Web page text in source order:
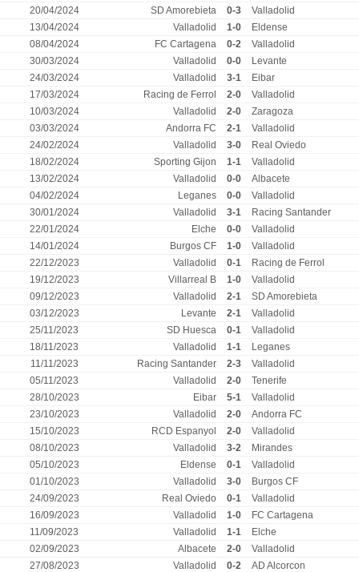
20/04/2024
SD Amorebieta 0-3
Valladolid
13/04/2024
Valladolid 1-0
Eldense
08/04/2024
FC Cartagena 0-2
Valladolid
30/03/2024
Valladolid 0-0
Levante
24/03/2024
Valladolid 3-1
Eibar
17/03/2024
Racing de Ferrol 2-0
Valladolid
10/03/2024
Valladolid 2-0
Zaragoza
03/03/2024
Andorra FC 2-1
Valladolid
24/02/2024
Valladolid 3-0
Real Oviedo
18/02/2024
Sporting Gijon 1-1
Valladolid
13/02/2024
Valladolid 0-0
Albacete
04/02/2024
Leganes 0-0
Valladolid
30/01/2024
Valladolid 3-1
Racing Santander
22/01/2024
Elche 0-0
Valladolid
14/01/2024
Burgos CF 1-0
Valladolid
22/12/2023
Valladolid 0-1
Racing de Ferrol
19/12/2023
Villarreal B 1-0
Valladolid
09/12/2023
Valladolid 2-1
SD Amorebieta
03/12/2023
Levante 2-1
Valladolid
25/11/2023
SD Huesca 0-1
Valladolid
18/11/2023
Valladolid 1-1
Leganes
11/11/2023
Racing Santander 2-3
Valladolid
05/11/2023
Valladolid 2-0
Tenerife
28/10/2023
Eibar 5-1
Valladolid
23/10/2023
Valladolid 2-0
Andorra FC
15/10/2023
RCD Espanyol 2-0
Valladolid
08/10/2023
Valladolid 3-2
Mirandes
05/10/2023
Eldense 0-1
Valladolid
01/10/2023
Valladolid 3-0
Burgos CF
24/09/2023
Real Oviedo 0-1
Valladolid
16/09/2023
Valladolid 1-0
FC Cartagena
11/09/2023
Valladolid 1-1
Elche
02/09/2023
Albacete 2-0
Valladolid
27/08/2023
Valladolid 0-2
AD Alcorcon